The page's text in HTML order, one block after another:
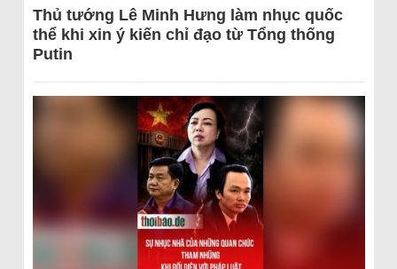
Thủ tướng Lê Minh Hưng làm nhục quốc
thể khi xin ý kiến chỉ đạo từ Tổng thống
Putin